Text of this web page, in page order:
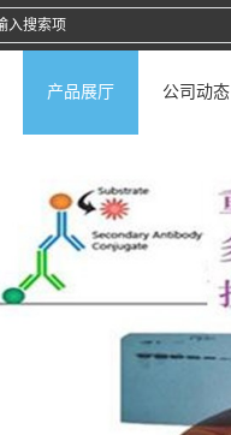
产品展厅 公司动态